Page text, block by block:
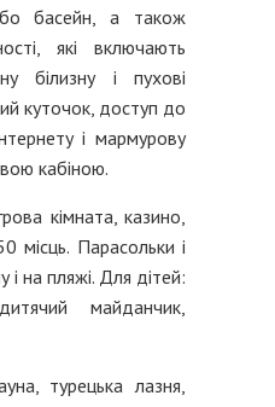
басейн, а також
які включають
білизну і пухові
куточок, доступ до
і мармурову
кабіною.
кімната, казино,
місць. Парасольки і
і на пляжі. Для дітей:
майданчик,
турецька лазня,